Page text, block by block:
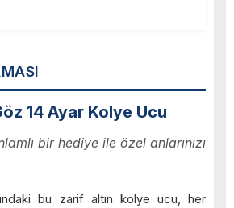
14 Ayar Kolye Ucu
bir hediye ile özel anlarınızı
bu zarif altın kolye ucu, her